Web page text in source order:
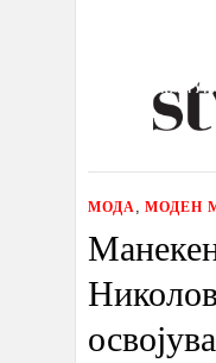
МОДА, МОДЕН